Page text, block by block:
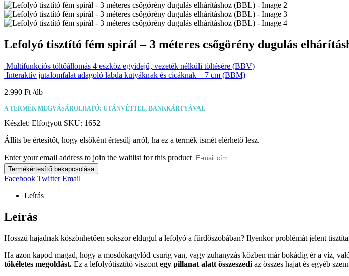
Lefolyó tisztító fém spirál – 3 méteres csőgörény dugulás
Multifunkciós töltőállomás 4 eszköz egyidejű, vezeték nélküli töltésére (BBV)
Interaktív jutalomfalat adagoló labda kutyáknak és cicáknak – 7 cm (BBM)
2.990 Ft
A TERMÉK MEGVÁSÁROLHATÓ: UTÁNVÉTTEL, BANKKÁRTYÁVAL
Készlet: Elfogyott SKU: 1652
Állíts be értesítőt, hogy elsőként értesülj arról, ha ez a termék ismét elérhető lesz.
Enter your email address to join the waitlist for this product
Termékértesítő bekapcsolása
Facebook Twitter Email
Leírás
Leírás
Hosszú hajadnak köszönhetően sokszor eldugul a lefolyó a fürdőszobában? Ilyenkor problémát jelent
Ha azon kapod magad, hogy a mosdókagylód csurig van, vagy zuhanyzás közben már bokádig ér a víz,
tökéletes megoldást. Ez a lefolyótisztító viszontegy pillanat alatt összeszediaz összes hajat és egyéb